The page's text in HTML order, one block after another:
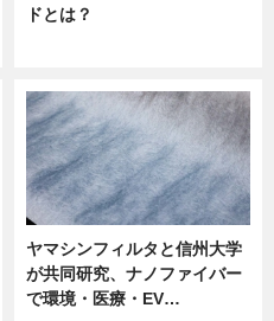
ドとは？
ヤマシンフィルタと信州大学
が共同研究、ナノファイバー
で環境・医療・EV…